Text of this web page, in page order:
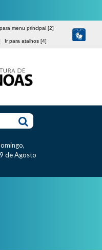
menu principal [2]
Ir para atalhos [4]
de Agosto